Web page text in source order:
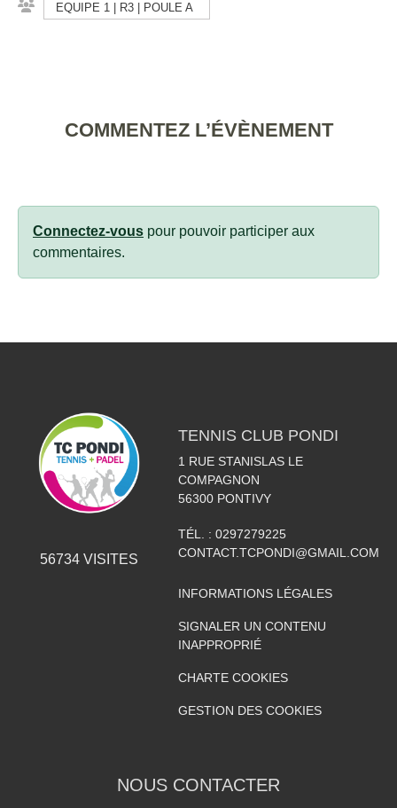
EQUIPE 1 | R3 | POULE A
COMMENTEZ L’ÉVÈNEMENT
Connectez-vous pour pouvoir participer aux
commentaires.
56734VISITES
TENNIS CLUB PONDI
1 RUE STANISLAS LE
COMPAGNON
56300 PONTIVY
TÉL. : 0297279225
CONTACT.TCPONDI@GMAIL.COM
INFORMATIONS LÉGALES
SIGNALER UN CONTENU
INAPPROPRIÉ
CHARTE COOKIES
GESTION DES COOKIES
NOUS CONTACTER